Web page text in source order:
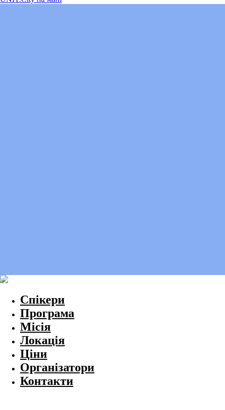
Спікери
Програма
Місія
Локація
Ціни
Організатори
Контакти